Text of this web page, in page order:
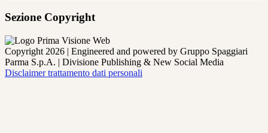
Sezione Copyright
Copyright 2026 | Engineered and powered by Gruppo Spaggiari
Parma S.p.A. | Divisione Publishing & New Social Media
Disclaimer trattamento dati personali